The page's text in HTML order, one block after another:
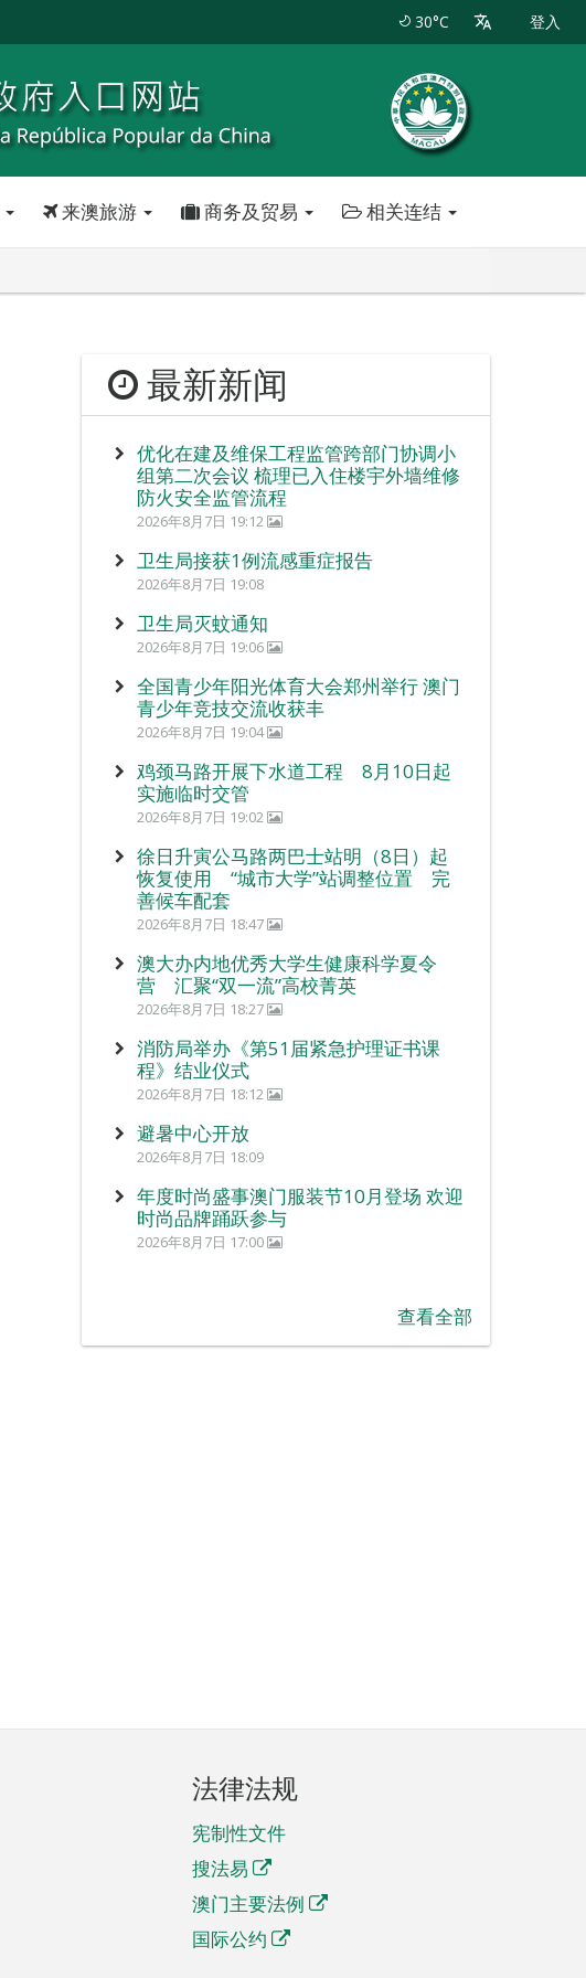
30°C 登入
来澳旅游 商务及贸易 相关连结
最新新闻
优化在建及维保工程监管跨部门协调小
组第二次会议 梳理已入住楼宇外墙维修
防火安全监管流程
2026年8月7日 19:12
卫生局接获1例流感重症报告
2026年8月7日 19:08
卫生局灭蚊通知
2026年8月7日 19:06
全国青少年阳光体育大会郑州举行 澳门
青少年竞技交流收获丰
2026年8月7日 19:04
鸡颈马路开展下水道工程 8月10日起
实施临时交管
2026年8月7日 19:02
徐日升寅公马路两巴士站明（8日）起
恢复使用 “城市大学”站调整位置 完
善候车配套
2026年8月7日 18:47
澳大办内地优秀大学生健康科学夏令
营 汇聚“双一流”高校菁英
2026年8月7日 18:27
消防局举办《第51届紧急护理证书课
程》结业仪式
2026年8月7日 18:12
避暑中心开放
2026年8月7日 18:09
年度时尚盛事澳门服装节10月登场 欢迎
时尚品牌踊跃参与
2026年8月7日 17:00
查看全部
法律法规
宪制性文件
搜法易
澳门主要法例
国际公约